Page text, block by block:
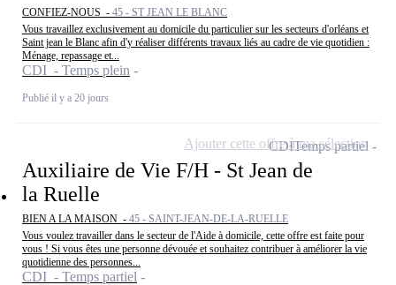
CONFIEZ-NOUS - 45 - ST JEAN LE BLANC
Vous travaillez exclusivement au domicile du particulier sur les secteurs d'orléans et
Saint jean le Blanc afin d'y réaliser différents travaux liés au cadre de vie quotidien :
Ménage, repassage et...
CDI - Temps plein
Publié il y a 20 jours
Auxiliaire de Vie F/H - St Jean de
la Ruelle
BIEN A LA MAISON - 45 - SAINT-JEAN-DE-LA-RUELLE
Vous voulez travailler dans le secteur de l'Aide à domicile, cette offre est faite pour
vous ! Si vous êtes une personne dévouée et souhaitez contribuer à améliorer la vie
quotidienne des personnes...
CDI - Temps partiel
CDITemps partiel
Ajouter cette offre à ma sélection